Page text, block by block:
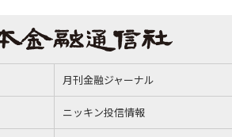
月刊金融ジャーナル
ニッキン投信情報